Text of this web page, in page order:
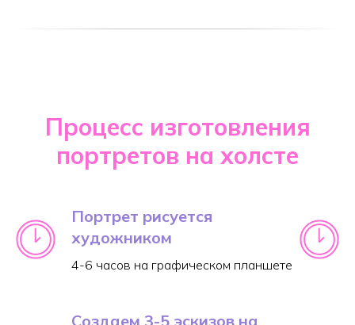
Процесс изготовления
портретов на холсте
Портрет рисуется
художником
4-6 часов на графическом планшете
Создаем 3-5 эскизов на